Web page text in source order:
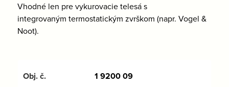
Vhodné len pre vykurovacie telesá s
integrovaným termostatickým zvrškom (napr. Vogel &
Noot).
1 9200 09